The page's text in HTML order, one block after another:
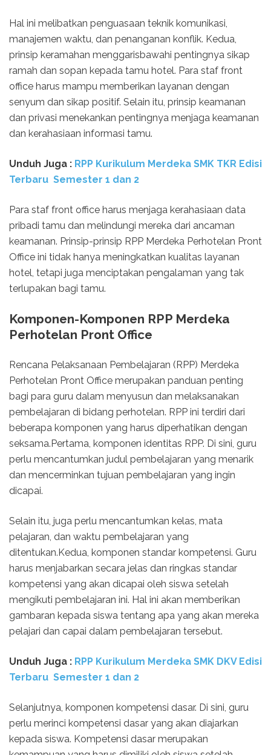
Hal ini melibatkan penguasaan teknik komunikasi,
manajemen waktu, dan penanganan konflik. Kedua,
prinsip keramahan menggarisbawahi pentingnya sikap
ramah dan sopan kepada tamu hotel. Para staf front
office harus mampu memberikan layanan dengan
senyum dan sikap positif. Selain itu, prinsip keamanan
dan privasi menekankan pentingnya menjaga keamanan
dan kerahasiaan informasi tamu.
Unduh Juga : RPP Kurikulum Merdeka SMK TKR Edisi
Terbaru Semester 1 dan 2
Para staf front office harus menjaga kerahasiaan data
pribadi tamu dan melindungi mereka dari ancaman
keamanan. Prinsip-prinsip RPP Merdeka Perhotelan Pront
Office ini tidak hanya meningkatkan kualitas layanan
hotel, tetapi juga menciptakan pengalaman yang tak
terlupakan bagi tamu.
Komponen-Komponen RPP Merdeka
Perhotelan Pront Office
Rencana Pelaksanaan Pembelajaran (RPP) Merdeka
Perhotelan Pront Office merupakan panduan penting
bagi para guru dalam menyusun dan melaksanakan
pembelajaran di bidang perhotelan. RPP ini terdiri dari
beberapa komponen yang harus diperhatikan dengan
seksama.Pertama, komponen identitas RPP. Di sini, guru
perlu mencantumkan judul pembelajaran yang menarik
dan mencerminkan tujuan pembelajaran yang ingin
dicapai.
Selain itu, juga perlu mencantumkan kelas, mata
pelajaran, dan waktu pembelajaran yang
ditentukan.Kedua, komponen standar kompetensi. Guru
harus menjabarkan secara jelas dan ringkas standar
kompetensi yang akan dicapai oleh siswa setelah
mengikuti pembelajaran ini. Hal ini akan memberikan
gambaran kepada siswa tentang apa yang akan mereka
pelajari dan capai dalam pembelajaran tersebut.
Unduh Juga : RPP Kurikulum Merdeka SMK DKV Edisi
Terbaru Semester 1 dan 2
Selanjutnya, komponen kompetensi dasar. Di sini, guru
perlu merinci kompetensi dasar yang akan diajarkan
kepada siswa. Kompetensi dasar merupakan